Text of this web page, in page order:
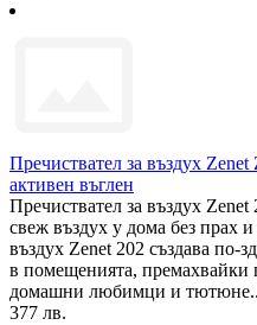
Пречиствател за въздух
активен въглен
Пречиствател за въздух
свеж въздух у дома без прах
въздух Zenet 202 създава по-
в помещенията, премахвайки
домашни любимци и тютюне..
377 лв.